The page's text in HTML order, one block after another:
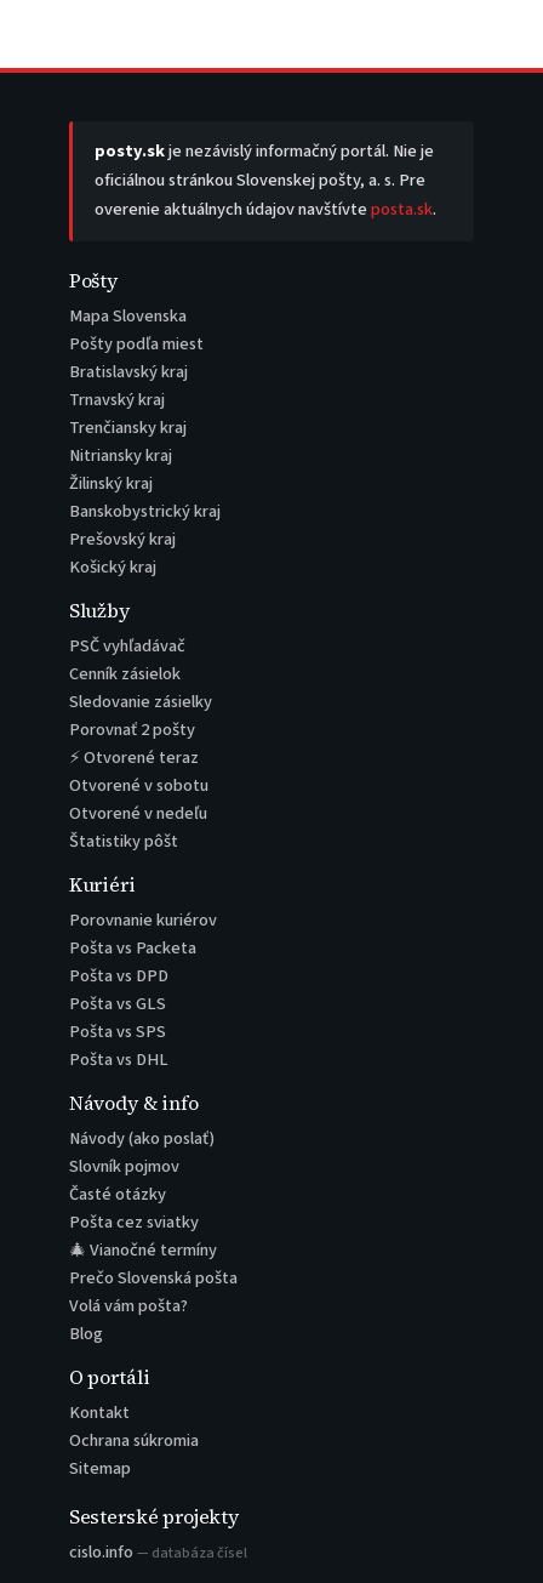
posty.skje nezávislý informačný portál. Nie je
oficiálnou stránkou Slovenskej pošty, a. s. Pre
overenie aktuálnych údajov navštívteposta.sk.
Pošty
Mapa Slovenska
Pošty podľa miest
Bratislavský kraj
Trnavský kraj
Trenčiansky kraj
Nitriansky kraj
Žilinský kraj
Banskobystrický kraj
Prešovský kraj
Košický kraj
Služby
PSČ vyhľadávač
Cenník zásielok
Sledovanie zásielky
Porovnať 2 pošty
⚡ Otvorené teraz
Otvorené v sobotu
Otvorené v nedeľu
Štatistiky pôšt
Kuriéri
Porovnanie kuriérov
Pošta vs Packeta
Pošta vs DPD
Pošta vs GLS
Pošta vs SPS
Pošta vs DHL
Návody & info
Návody (ako poslať)
Slovník pojmov
Časté otázky
Pošta cez sviatky
🎄 Vianočné termíny
Prečo Slovenská pošta
Volá vám pošta?
Blog
O portáli
Kontakt
Ochrana súkromia
Sitemap
Sesterské projekty
cislo.info — databáza čísel